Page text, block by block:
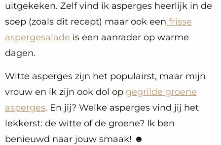
uitgekeken. Zelf vind ik asperges heerlijk in de
soep (zoals dit recept) maar ook een frisse
aspergesalade is een aanrader op warme
dagen.
Witte asperges zijn het populairst, maar mijn
vrouw en ik zijn ook dol op gegrilde groene
asperges. En jij? Welke asperges vind jij het
lekkerst: de witte of de groene? Ik ben
benieuwd naar jouw smaak! ☻